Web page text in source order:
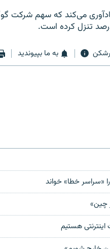
می‌کند که سهم شرکت
به ما بپیوندید
«سراسر خطا» خواند
چین»
هستیم